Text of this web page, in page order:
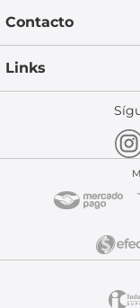
Contacto
Links